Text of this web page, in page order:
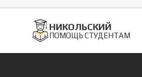
НИКОЛЬСКИЙ
ПОМОЩЬ СТУДЕНТАМ